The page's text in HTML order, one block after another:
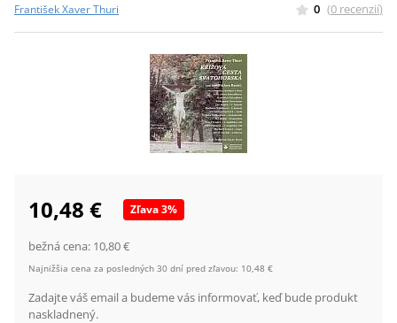
František Xaver Thuri 0 (0 recenzií)
10,48 € Zľava3%
bežná cena: 10,80 €
Najnižšia cena za posledných 30 dní pred zľavou: 10,48 €
Zadajte váš email a budeme vás informovať, keď bude produkt
naskladnený.